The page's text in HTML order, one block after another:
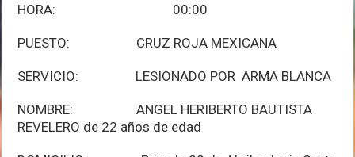
HORA: 00:00
PUESTO: CRUZ ROJA MEXICANA
SERVICIO: LESIONADO POR ARMA BLANCA
NOMBRE: ANGEL HERIBERTO BAUTISTA
REVELERO de 22 años de edad